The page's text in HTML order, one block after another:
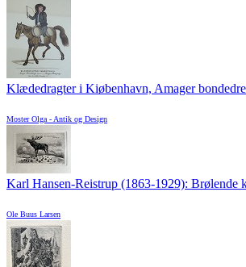
Klædedragter i Kiøbenhavn, Amager
Moster Olga - Antik og Design
Karl Hansen-Reistrup (1863-1929): Brølende
Ole Buus Larsen